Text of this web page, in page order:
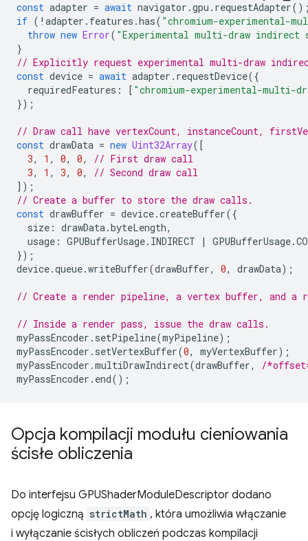
const adapter = await navigator .gpu . requestAdapter
if ( ! adapter . features .has( "chromium-experimental-
throw new Error( "Experimental multi-draw
}
// Explicitly request experimental multi-draw
const device = await adapter . requestDevice({
requiredFeatures : [ "chromium-experimental-multi-
});
// Draw call have vertexCount, instanceCount,
const drawData = new Uint32Array([
3, 1 , 0, 0,
// First draw call
3, 1 , 3, 0,
// Second draw call
]);
// Create a buffer to store the draw calls.
const drawBuffer = device.createBuffer({
size : drawData.byteLength,
usage : GPUBufferUsage. INDIRECT | GPUBufferUsage.
});
device.queue.writeBuffer(drawBuffer, 0, drawData);
// Create a render pipeline, a vertex buffer, and a
// Inside a render pass, issue the draw calls.
myPassEncoder . setPipeline(myPipeline);
myPassEncoder . setVertexBuffer(0, myVertexBuffer);
myPassEncoder .multiDrawIndirect(drawBuffer,
/
myPassEncoder . end();
Opcja kompilacji modułu cieniowania
ścisłe obliczenia
Do interfejsu GPUShaderModuleDescriptor dodano
opcję logiczną strictMath , która umożliwia włączanie
i wyłączanie ścisłych obliczeń podczas kompilacji